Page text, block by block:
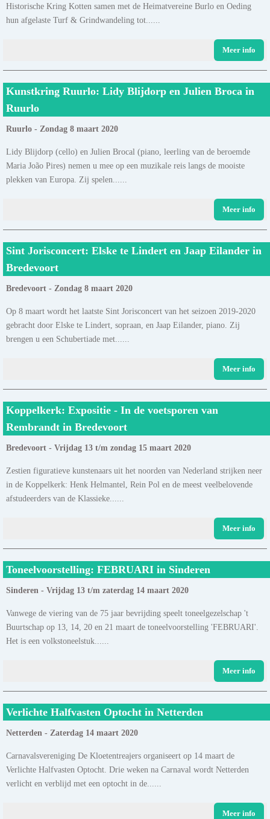
Historische Kring Kotten samen met de Heimatvereine Burlo en Oeding
hun afgelaste Turf & Grindwandeling tot......
Meer info
Kunstkring Ruurlo: Lidy Blijdorp en Julien Broca in
Ruurlo
Ruurlo - Zondag 8 maart 2020
Lidy Blijdorp (cello) en Julien Brocal (piano, leerling van de beroemde
Maria João Pires) nemen u mee op een muzikale reis langs de mooiste
plekken van Europa. Zij spelen......
Meer info
Sint Jorisconcert: Elske te Lindert en Jaap Eilander in
Bredevoort
Bredevoort - Zondag 8 maart 2020
Op 8 maart wordt het laatste Sint Jorisconcert van het seizoen 2019-2020
gebracht door Elske te Lindert, sopraan, en Jaap Eilander, piano. Zij
brengen u een Schubertiade met......
Meer info
Koppelkerk: Expositie - In de voetsporen van
Rembrandt in Bredevoort
Bredevoort - Vrijdag 13 t/m zondag 15 maart 2020
Zestien figuratieve kunstenaars uit het noorden van Nederland strijken neer
in de Koppelkerk: Henk Helmantel, Rein Pol en de meest veelbelovende
afstudeerders van de Klassieke......
Meer info
Toneelvoorstelling: FEBRUARI in Sinderen
Sinderen - Vrijdag 13 t/m zaterdag 14 maart 2020
Vanwege de viering van de 75 jaar bevrijding speelt toneelgezelschap 't
Buurtschap op 13, 14, 20 en 21 maart de toneelvoorstelling 'FEBRUARI'.
Het is een volkstoneelstuk......
Meer info
Verlichte Halfvasten Optocht in Netterden
Netterden - Zaterdag 14 maart 2020
Carnavalsvereniging De Kloetentreajers organiseert op 14 maart de
Verlichte Halfvasten Optocht. Drie weken na Carnaval wordt Netterden
verlicht en verblijd met een optocht in de......
Meer info